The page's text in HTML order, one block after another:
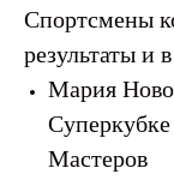
Спортсмены
результаты и
Мария
Мастеров